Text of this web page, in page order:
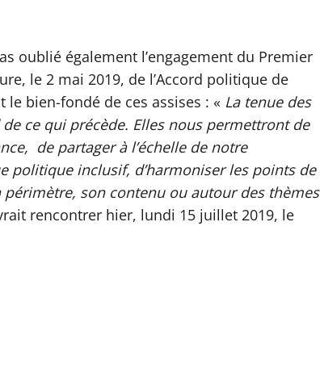
oublié également l’engagement du Premier
le 2 mai 2019, de l’Accord politique de
bien-fondé de ces assises : « La tenue des
ce qui précède. Elles nous permettront de
de partager à l’échelle de notre
politique inclusif, d’harmoniser les points de
son contenu ou autour des thèmes
rencontrer hier, lundi 15 juillet 2019, le